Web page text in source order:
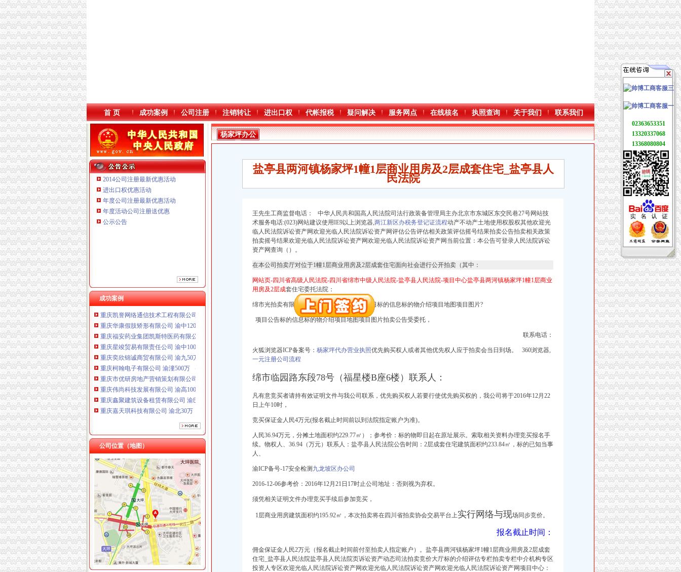
首 页 成功案例 公司注册 注销转让 进出口权 代帐报税 疑问解决 服务网点 在线核名 执照查询 关于我们 联系我们
2014公司注册最新优惠活动
进出口权优惠活动
年度公司注册最新优惠活动
年度活动公司注册送优惠
公示公告
成功案例
重庆星竣贸易有限责任公司 渝中100万 （进出口权）
重庆嘉天琪科技有限公司 渝北30万 （工商注册）
重庆瑾崇进出口贸易有限公司 渝中100万 （进出口权）
重庆凯誉网络通信技术工程有限公司渝中分公司 （工商注册）
重庆华康假肢矫形有限公司 渝中120万 （增资）
重庆福安药业集团凯斯特医药有限公司 渝新100万 （进出口权）
重庆星竣贸易有限责任公司 渝中100万 （进出口权）
重庆奕欣锦诚商贸有限公司 渝九50万 （工商注册）
重庆柯翰电子有限公司 渝潼500万 （进出口权）
重庆市优研房地产营销策划有限公司
重庆伟尚科技发展有限公司 渝高100万 （工商注册）
重庆鑫聚建筑设备租赁有限公司 渝巴3万 （工商注册）
重庆嘉天琪科技有限公司 渝北30万 （工商注册）
重庆瑾崇进出口贸易有限公司 渝中100万 （进出口权）
重庆凯誉网络通信技术工程有限公司渝中分公司 （工商注册）
重庆华康假肢矫形有限公司 渝中120万 （增资）
重庆福安药业集团凯斯特医药有限公司 渝新100万 （进出口权）
公司位置（地图）
杨家坪办公司
周大福珠宝金行（重庆）有限公司杨家坪分公司_黄页简介_地址电话-
杨家坪商圈九龙塔晚将变回-房产新闻-重庆搜狐焦点网
九龙坡区杨家坪米可摄影服务部2017招聘信息_电话_地址-中华英才网
杨家坪商圈再升级-房产新闻-重庆搜狐焦点网
杨家坪步行街商圈内+集中商业体+5.1米公寓+可商可住可办公,重庆九
中国建设银行股份有限公司重庆杨家坪支行与綦江中联齿轮动有限公
杨家坪办公
司
盐亭县两河镇杨家坪1幢1层商业用房及2层成套住宅_盐亭县人
民法院
王先生工商监督电话： 中华人民共和国高人民法院司法行政装备管理局主办北京市东城区东交民巷27号网站技
术服务电话:(023)网站建议使用IE9以上浏览器,两江新区办税务登记证流程动产不动产土地使用权股权其他欢迎光
临人民法院诉讼资产网欢迎光临人民法院诉讼资产网评估公告评估相关政策评估摇号结果拍卖公告拍卖相关政策
拍卖摇号结果欢迎光临人民法院诉讼资产网欢迎光临人民法院诉讼资产网当前位置：本公告可登录人民法院诉讼
资产网查询（）。
在本公司拍卖厅对位于1幢1层商业用房及2层成套住宅面向社会进行公开拍卖（其中：
网站页-四川省高级人民法院-四川省绵市中级人民法院-盐亭县人民法院-项目中心盐亭县两河镇杨家坪1幢1层商业
用房及2层成套住宅委托法院：
绵市光拍卖有限责任公司二0一六年十二月六日标的信息标的物介绍项目地图项目图片?
项目公告标的信息标的物介绍项目地图项目图片拍卖公告受委托，
联系电话：
火狐浏览器ICP备案号： 杨家坪代办营业执照优先购买权人或者其他优先权人应于拍卖会当日到场。 360浏览器,
一元注册公司流程
绵市临园路东段78号（福星楼B座6楼）联系人：
凡有意竞买者请持有效证明文件与我公司联系，优先购买权人若要行使优先购买权的，我公司将于2016年12月22
日上午10时，
竞买保证金人民4万元(报名截止时间前以到法院指定账户为准)。
人民36.94万元，分摊土地面积约229.77㎡）；参考价：标的物即日起在原址展示。索取相关资料办理竞买报名手
续。物权人、36.94（万元）联系人：盐亭县人民法院公告时间：2层成套住宅建筑面积约233.84㎡， 标的已知当事
人、
渝ICP备号-17安全检测 九龙坡区办公司
2016-12-06参考价：2016年12月21日17时止公司地址：否则视为弃权。
须凭相关证明文件办理竞买手续后参加竞买，
1层商业用房建筑面积约195.92㎡，本次拍卖将在四川省拍卖协会交易平台上实行网络与现场同步竞价。
报名截止时间：
佣金保证金人民2万元（报名截止时间前付至拍卖人指定账户）。盐亭县两河镇杨家坪1幢1层商业用房及2层成套
住宅_盐亭县人民法院盐亭县人民法院页诉讼资产动态司法拍卖竞价大厅标的介绍评估专栏拍卖专栏中介机构专区
投资人专区欢迎光临人民法院诉讼资产网欢迎光临人民法院诉讼资产网欢迎光临人民法院诉讼资产网项目中心：
02363653351
13320337068
13368080804